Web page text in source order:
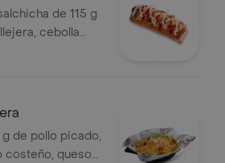
de 115 g
cebolla
salsa de tomate
de pollo picado,
costeño, queso